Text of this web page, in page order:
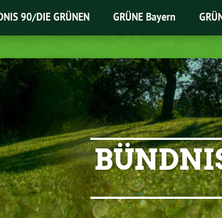
90/DIE GRÜNEN GRÜNE Bayern